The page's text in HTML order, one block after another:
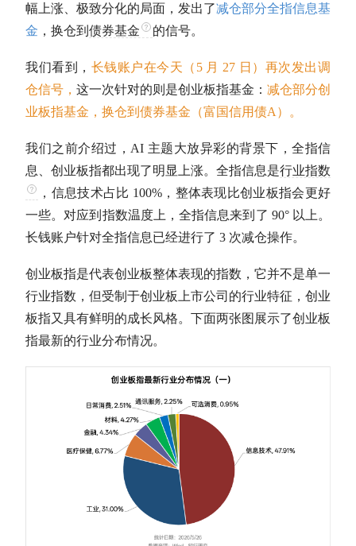
幅上涨、极致分化的局面，发出了减仓部分全指信息基
金 ，换仓到 债券基金 的信号。
我们看到， 长钱账户在今天（5 月 27 日）再次发出调
仓信号， 这一次针对的则是创业板指基金： 减仓部分创
业板指基金，换仓到 债券基金 （富国信用债A）。
我们之前介绍过，AI 主题大放异彩的背景下， 全指信
息
创业板指都出现了明显上涨。 全指信息是行业指数
，信息技术占比 100%，整体表现比创业板指会更好
一些。对应到指数温度上，全指信息来到了 90° 以上。
长钱账户针对全指信息已经进行了 3 次减仓操作。
创业板指是代表创业板整体表现的指数，它并不是单一
行业指数 ，但受制于创业板上市公司的行业特征， 创业
板指又具有鲜明的成长风格。下面两张图展示了创业板
指最新的行业分布情况。